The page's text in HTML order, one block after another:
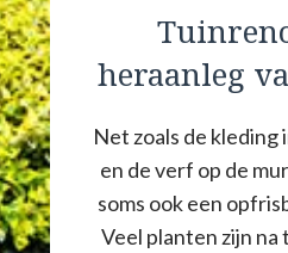
heraanleg
Net zoals de kleding
en de verf op de
soms ook een
Veel planten zijn na